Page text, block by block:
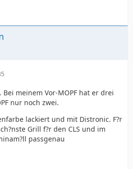
Bei meinem Vor-MOPF hat er drei
nur noch zwei.
lackiert und mit Distronic. F?r
Grill f?r den CLS und im
passgenau